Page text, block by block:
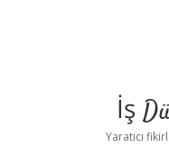
İş
Yaratıcı